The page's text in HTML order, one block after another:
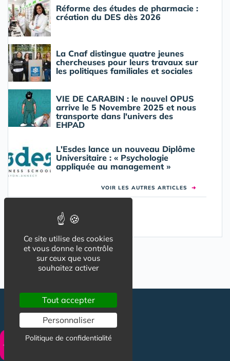
Réforme des études de pharmacie :
création du DES dès 2026
La Cnaf distingue quatre jeunes
chercheuses pour leurs travaux sur
les politiques familiales et sociales
VIE DE CARABIN : le nouvel OPUS
arrive le 5 Novembre 2025 et nous
transporte dans l'univers des
EHPAD
L'Esdes lance un nouveau Diplôme
Universitaire : « Psychologie
appliquée au management »
VOIR LES AUTRES ARTICLES ➜
Ce site utilise des cookies
et vous donne le contrôle
sur ceux que vous
souhaitez activer
Tout accepter
Personnaliser
Politique de confidentialité